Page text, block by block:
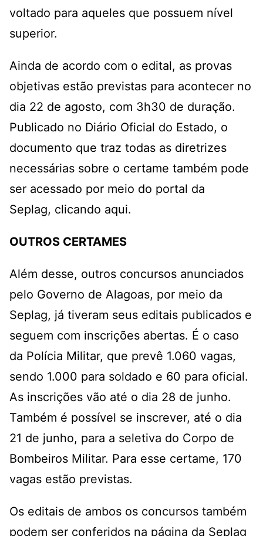
voltado para aqueles que possuem nível
superior.
Ainda de acordo com o edital, as provas
objetivas estão previstas para acontecer no
dia 22 de agosto, com 3h30 de duração.
Publicado no Diário Oficial do Estado, o
documento que traz todas as diretrizes
necessárias sobre o certame também pode
ser acessado por meio do portal da
Seplag, clicando aqui.
OUTROS CERTAMES
Além desse, outros concursos anunciados
pelo Governo de Alagoas, por meio da
Seplag, já tiveram seus editais publicados e
seguem com inscrições abertas. É o caso
da Polícia Militar, que prevê 1.060 vagas,
sendo 1.000 para soldado e 60 para oficial.
As inscrições vão até o dia 28 de junho.
Também é possível se inscrever, até o dia
21 de junho, para a seletiva do Corpo de
Bombeiros Militar. Para esse certame, 170
vagas estão previstas.
Os editais de ambos os concursos também
podem ser conferidos na página da Seplag